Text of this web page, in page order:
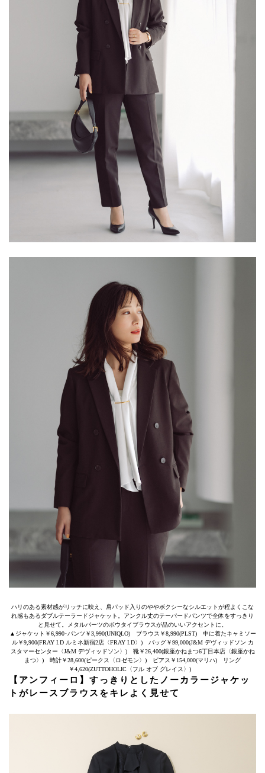
ハリのある素材感がリッチに映え、肩パッド入りのややボクシーなシルエットが程よくこな
れ感もあるダブルテーラードジャケット。アンクル丈のテーパードパンツで全体をすっきり
と見せて。メタルパーツのボウタイブラウスが品のいいアクセントに。
▲ジャケット￥6,990･パンツ￥3,990(UNIQLO) ブラウス￥8,990(PLST) 中に着たキャミソー
ル￥9,900(FRAY I.D ルミネ新宿2店〈FRAY I.D〉) バッグ￥99,000(J&M デヴィッドソン カ
スタマーセンター〈J&M デヴィッドソン〉) 靴￥26,400(銀座かねまつ6丁目本店〈銀座かね
まつ〉) 時計￥28,600(ピークス〈ロゼモン〉) ピアス￥154,000(マリハ) リング
￥4,620(ZUTTOHOLIC〈フル オブ グレイス〉)
【アンフィーロ】すっきりとしたノーカラージャケッ
トがレースブラウスをキレよく見せて